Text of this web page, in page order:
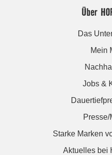
Über
Das
Mein
Jobs &
Presse/
Starke Marken
Aktuelles bei